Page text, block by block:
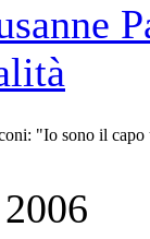
"Io sono il